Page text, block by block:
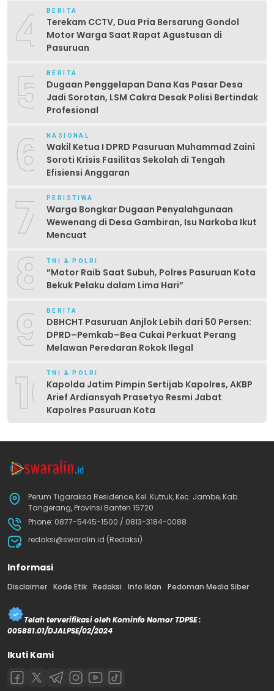
4 BERITA
Terekam CCTV, Dua Pria Bersarung Gondol
Motor Warga Saat Rapat Agustusan di
Pasuruan
5 BERITA
Dugaan Penggelapan Dana Kas Pasar Desa
Jadi Sorotan, LSM Cakra Desak Polisi Bertindak
Profesional
6 NASIONAL
Wakil Ketua I DPRD Pasuruan Muhammad Zaini
Soroti Krisis Fasilitas Sekolah di Tengah
Efisiensi Anggaran
7 PERISTIWA
Warga Bongkar Dugaan Penyalahgunaan
Wewenang di Desa Gambiran, Isu Narkoba Ikut
Mencuat
8 TNI & POLRI
‎”Motor Raib Saat Subuh, Polres Pasuruan Kota
Bekuk Pelaku dalam Lima Hari” ‎
9 BERITA
DBHCHT Pasuruan Anjlok Lebih dari 50 Persen:
DPRD–Pemkab–Bea Cukai Perkuat Perang
Melawan Peredaran Rokok Ilegal
10TNI & POLRI
Kapolda Jatim Pimpin Sertijab Kapolres, AKBP
Arief Ardiansyah Prasetyo Resmi Jabat
Kapolres Pasuruan Kota
Perum Tigaraksa Residence, Kel. Kutruk, Kec. Jambe, Kab.
Tangerang, Provinsi Banten 15720
Phone: 0877-5445-1500 / 0813-3184-0088
redaksi@swaralin.id (Redaksi)
Informasi
Disclaimer Kode Etik Redaksi Info Iklan Pedoman Media Siber
Telah terverifikasi oleh Kominfo Nomor TDPSE :
005881.01/DJALPSE/02/2024
Ikuti Kami